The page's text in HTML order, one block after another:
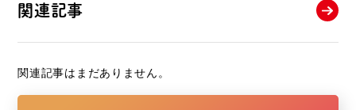
関連記事
関連記事はまだありません。